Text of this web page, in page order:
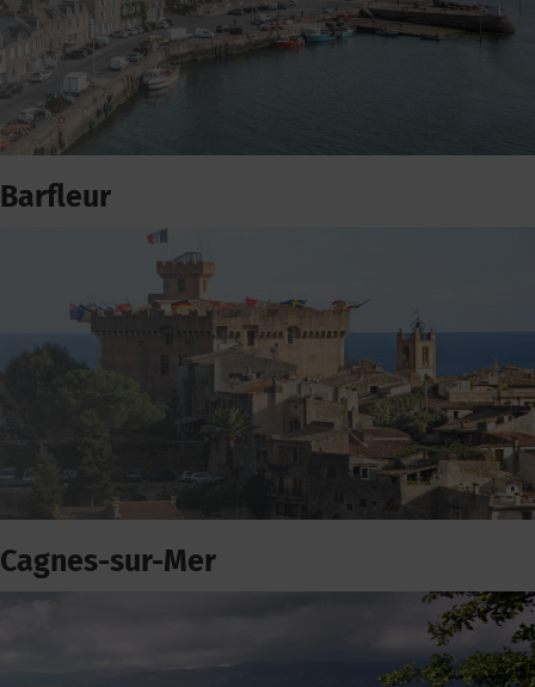
Barfleur
Cagnes-sur-Mer